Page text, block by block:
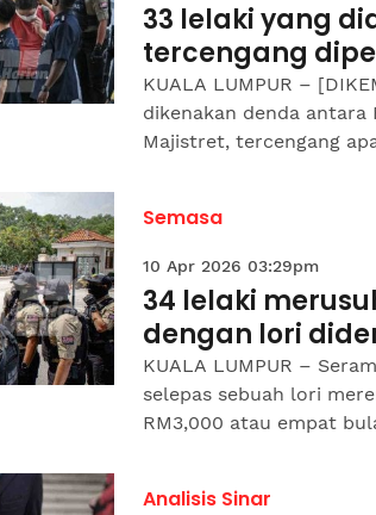
33 lelaki yang
tercengang
KUALA LUMPUR –
dikenakan denda antara
Majistret, tercengang
Semasa
10 Apr 2026 03:29pm
34 lelaki
dengan lori
KUALA LUMPUR –
selepas sebuah lori
RM3,000 atau empat
Analisis Sinar